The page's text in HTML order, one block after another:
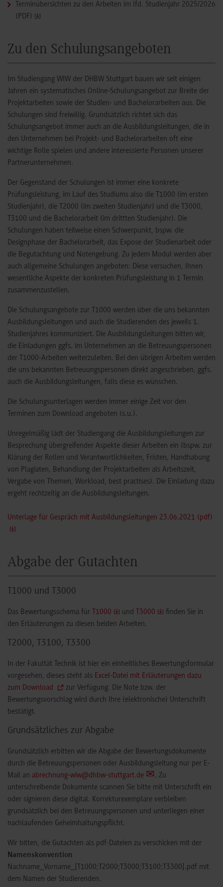
Terminübersichten zu den Arbeiten im lfd. Studienjahr 2025/2026
(PDF)
Zu den Schulungsangeboten
Im Studiengang WIW der DHBW Stuttgart bauen wir seit einigen
Jahren ein systematisches Online-Schulungsangebot zur Breite der
Projektarbeiten sowie der Studien- und Bachelorarbeiten aus. Die
Schulungen sind freiwillig. Grundsätzlich richtet sich das
Schulungsangebot immer auch an die Ausbildungsleitungen, die in
den Unternehmen bei Projekt- und Bachelorarbeiten oft eine
wichtige Rolle spielen und andere interessierte Personen unserer
Partnerunternehmen.
Der Gegenstand der Schulungen ist immer eine konkrete
Prüfungsleistung, im Lauf des Studiums also die T1000 (im ersten
Studienjahr), die T2000 (im zweiten Studienjahr) und die T3000,
T3100 und die Bachelorarbeit (im drittten Studienjahr). Die
Schulungen haben teilweise einen Schwerpunkt, bspw. die
Designphase der Bachelorarbeit, das Expose der Studienarbeit oder
die Begutachtung und Notengebung. Zu jedem Modul werden aber
auch allgemeine Schulungen angeboten: Diese versuchen, Ihnen
wesentliche Aspekte der konkreten Prüfungsleistung in 1 Termin
zusammenzustellen.
Die Schulungsangebote zur T1000 werden über die uns bekannten
Ausbildungsleitungen und auch die Studierenden des jeweils 1.
Studienjahres kommuniziert. Die Ausbildungsleitungen bitten wir,
die Einladungen ggfs. im Unternehmen an die Betreuungspersonen
der T1000-Arbeiten weiterzuleiten. Bei den übrigen Arbeiten werden
die uns bekannten Betreuungspersonen direkt angeschrieben, ggfs.
auch die Ausbildungsleitungen, falls diese es wünschen.
Die Schulungsunterlagen werden immer einige Zeit vor den
Terminen zum Download angeboten (s.u.).
Unregelmäßig lädt der Studiengang die Ausbildungsleitungen zur
Besprechung übergreifender Aspekte dieser Arbeiten ein (bspw. zur
Klärung der Rollen und Verantwortlichkeiten, Fristen, Handhabung
von Plagiaten, Behandlung der Projektarbeiten als Arbeitszeit,
Vergabe von Themen, Workload, best practises). Die Einladung dazu
ergeht rechtzeitig an die Ausbildungsleitungen.
Unterlage für Gespräch mit Ausbildungsleitungen 23.06.2021 (pdf)
Abgabe der Gutachten
T1000 und T3000
Das Bewertungsschema für T1000 und T3000
finden Sie in
den Erläuterungen zu diesen beiden Arbeiten.
T2000, T3100, T3300
In der Fakultät Technik ist hier ein einheitliches Bewertungsformular
vorgesehen, dieses steht als Excel-Datei mit Erläuterungen dazu
zum Download
zur Verfügung. Die Note bzw. der
Bewertungsvorschlag wird durch Ihre (elektronische) Unterschrift
bestätigt.
Grundsätzliches zur Abgabe
Grundsätzlich erbitten wir die Abgabe der Bewertungsdokumente
durch die Betreuungspersonen oder Ausbildungsleitung nur per E-
Mail an abrechnung-wiw@dhbw-stuttgart.de
. Zu
unterschreibende Dokumente scannen Sie bitte mit Unterschrift ein
oder signieren diese digital. Korrekturexemplare verbleiben
grundsätzlich bei den Betreuungspersonen und unterliegen einer
nachlaufenden Geheimhaltungspflicht.
Wir bitten, die Gutachten als pdf-Dateien zu verschicken mit der
Namenskonvention
Nachname_Vorname_[T1000;T2000;T3000;T3100;T3300].pdf mit
dem Namen der Studierenden.